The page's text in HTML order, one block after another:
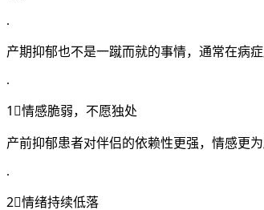
.
产期抑郁也不是一蹴而就的事情，通常在病
.
1⃣️情感脆弱，不愿独处
产前抑郁患者对伴侣的依赖性更强，情感更
.
2⃣️情绪持续低落